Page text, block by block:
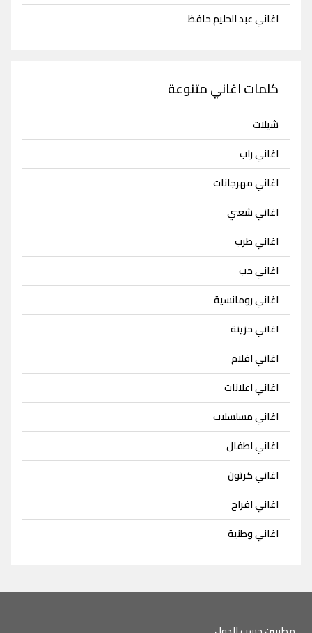
اغاني عبد الحليم حافظ
كلمات اغاني متنوعة
شيلات
اغاني راب
اغاني مهرجانات
اغاني شعبي
اغاني طرب
اغاني حب
اغاني رومانسية
اغاني حزينة
اغاني افلام
اغاني اعلانات
اغاني مسلسلات
اغاني اطفال
اغاني كرتون
اغاني افراح
اغاني وطنية